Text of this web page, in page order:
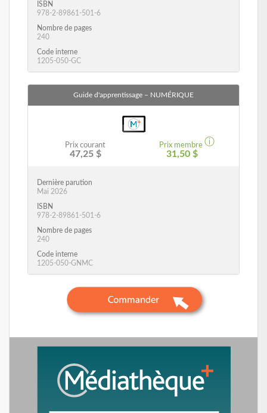
ISBN
978-2-89861-501-6
Nombre de pages
240
Code interne
1205-050-GC
Guide d'apprentissage – NUMÉRIQUE
Prix courant
47,25 $
Prix membre ⓘ
31,50 $
Dernière parution
Mai 2026
ISBN
978-2-89861-501-6
Nombre de pages
240
Code interne
1205-050-GNMC